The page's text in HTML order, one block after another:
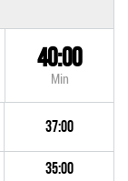
40:00
Min
37:00
35:00